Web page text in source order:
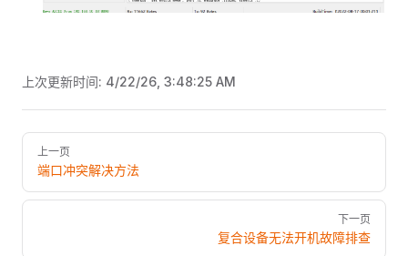
上次更新时间: 4/22/26, 3:48:25 AM
Pager
上一页
端口冲突解决方法
下一页
复合设备无法开机故障排查